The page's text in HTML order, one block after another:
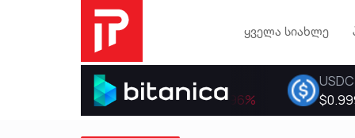
ყველა სიახლე